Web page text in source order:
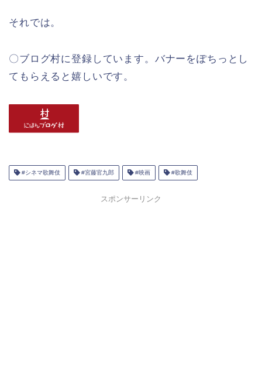
それでは。
〇ブログ村に登録しています。バナーをぽちっとし
てもらえると嬉しいです。
#シネマ歌舞伎 #宮藤官九郎 #映画 #歌舞伎
スポンサーリンク